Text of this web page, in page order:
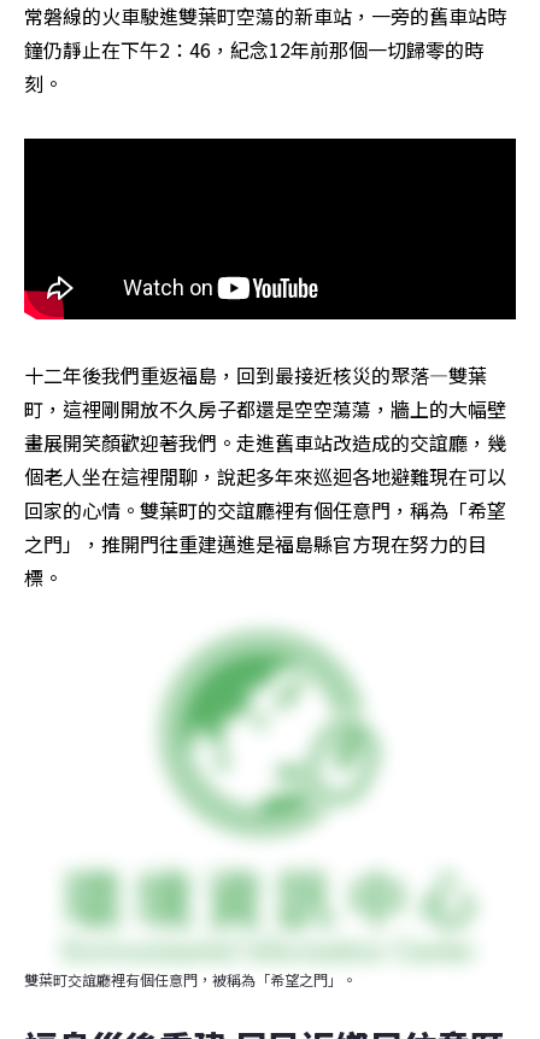
常磐線的火車駛進雙葉町空蕩的新車站，一旁的舊車站時
鐘仍靜止在下午2：46，紀念12年前那個一切歸零的時
刻。
十二年後我們重返福島，回到最接近核災的聚落—雙葉
町，這裡剛開放不久房子都還是空空蕩蕩，牆上的大幅壁
畫展開笑顏歡迎著我們。走進舊車站改造成的交誼廳，幾
個老人坐在這裡閒聊，說起多年來巡迴各地避難現在可以
回家的心情。雙葉町的交誼廳裡有個任意門，稱為「希望
之門」，推開門往重建邁進是福島縣官方現在努力的目
標。
雙葉町交誼廳裡有個任意門，被稱為「希望之門」。